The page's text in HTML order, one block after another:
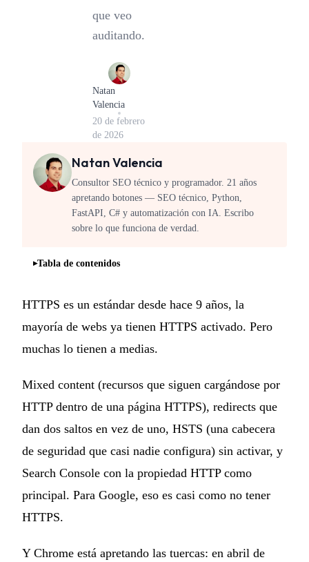
que veo
auditando.
Natan
Valencia
20 de febrero
de 2026
Natan Valencia
Consultor SEO técnico y programador. 21 años
apretando botones — SEO técnico, Python,
FastAPI, C# y automatización con IA. Escribo
sobre lo que funciona de verdad.
Tabla de contenidos
HTTPS es un estándar desde hace 9 años, la
mayoría de webs ya tienen HTTPS activado. Pero
muchas lo tienen a medias.
Mixed content (recursos que siguen cargándose por
HTTP dentro de una página HTTPS), redirects que
dan dos saltos en vez de uno, HSTS (una cabecera
de seguridad que casi nadie configura) sin activar, y
Search Console con la propiedad HTTP como
principal. Para Google, eso es casi como no tener
HTTPS.
Y Chrome está apretando las tuercas: en abril de